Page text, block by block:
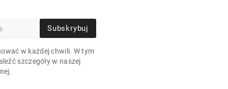
Subskrybuj
w każdej chwili. W tym
szczegóły w naszej